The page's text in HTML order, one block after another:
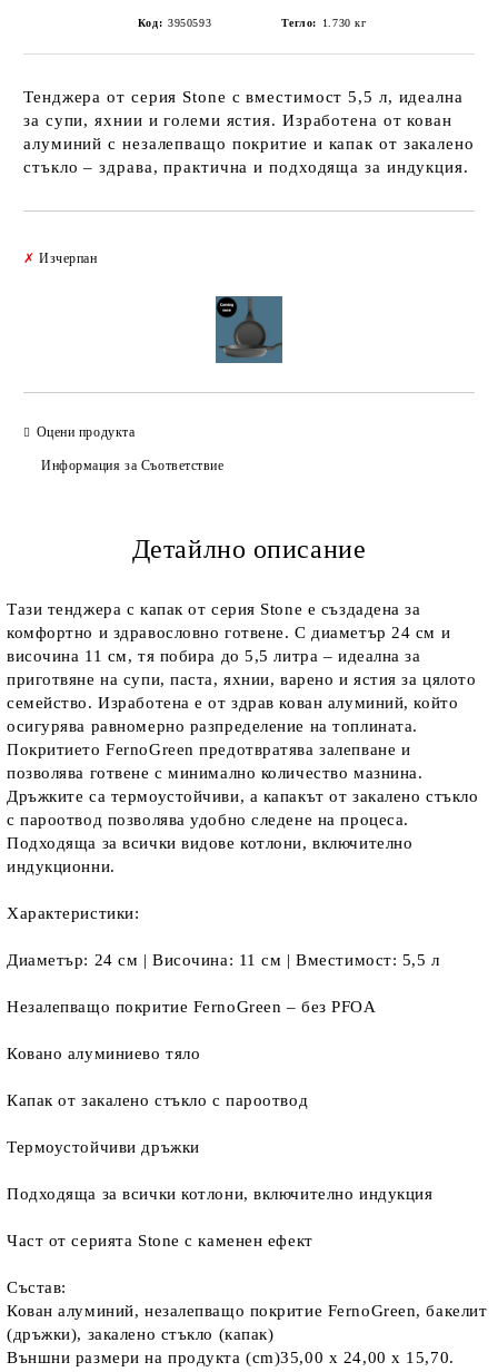
Код: 3950593 Тегло: 1.730 кг
Тенджера от серия Stone с вместимост 5,5 л, идеална
за супи, яхнии и големи ястия. Изработена от кован
алуминий с незалепващо покритие и капак от закалено
стъкло – здрава, практична и подходяща за индукция.
✗ Изчерпан
Оцени продукта
Информация за Съответствие
Детайлно описание
Тази тенджера с капак от серия Stone е създадена за
комфортно и здравословно готвене. С диаметър 24 см и
височина 11 см, тя побира до 5,5 литра – идеална за
приготвяне на супи, паста, яхнии, варено и ястия за цялото
семейство. Изработена е от здрав кован алуминий, който
осигурява равномерно разпределение на топлината.
Покритието FernoGreen предотвратява залепване и
позволява готвене с минимално количество мазнина.
Дръжките са термоустойчиви, а капакът от закалено стъкло
с пароотвод позволява удобно следене на процеса.
Подходяща за всички видове котлони, включително
индукционни.
Характеристики:
Диаметър: 24 см | Височина: 11 см | Вместимост: 5,5 л
Незалепващо покритие FernoGreen – без PFOA
Ковано алуминиево тяло
Капак от закалено стъкло с пароотвод
Термоустойчиви дръжки
Подходяща за всички котлони, включително индукция
Част от серията Stone с каменен ефект
Състав:
Кован алуминий, незалепващо покритие FernoGreen, бакелит
(дръжки), закалено стъкло (капак)
Външни размери на продукта (cm)35,00 x 24,00 x 15,70.